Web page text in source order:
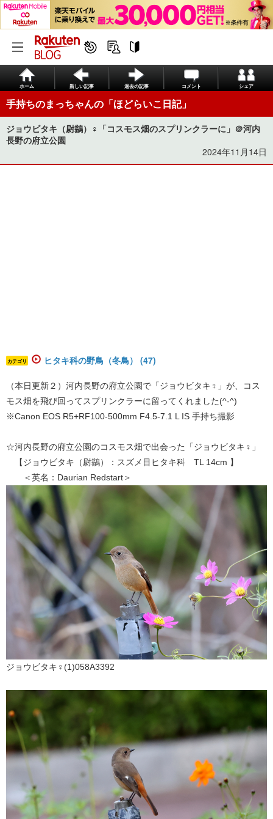
ホーム 新しい記事 過去の記事 コメント シェア
手持ちのまっちゃんの「ほどらいこ日記」
ジョウビタキ（尉鶲）♀「コスモス畑のスプリンクラーに」＠河内
長野の府立公園
2024年11月14日
カテゴリ ヒタキ科の野鳥（冬鳥） (47)
（本日更新２）河内長野の府立公園で「ジョウビタキ♀」が、コス
モス畑を飛び回ってスプリンクラーに留ってくれました(^-^)
※Canon EOS R5+RF100-500mm F4.5-7.1 L IS 手持ち撮影
☆河内長野の府立公園のコスモス畑で出会った「ジョウビタキ♀」
【ジョウビタキ（尉鶲）：スズメ目ヒタキ科 TL 14cm 】
＜英名：Daurian Redstart＞
ジョウビタキ♀(1)058A3392